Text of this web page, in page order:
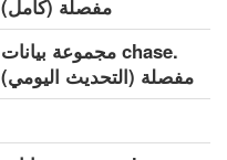
مفصلة (كامل)
.chase مجموعة بيانات
مفصلة (التحديث اليومي)